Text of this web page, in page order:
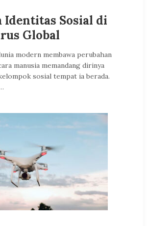
Identitas Sosial di
Global
modern membawa perubahan
manusia memandang dirinya
sosial tempat ia berada.